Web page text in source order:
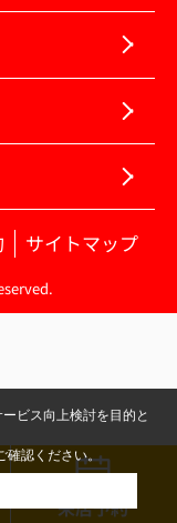
サイトマップ
来店予約
ビス向上検討を目的と
確認ください。